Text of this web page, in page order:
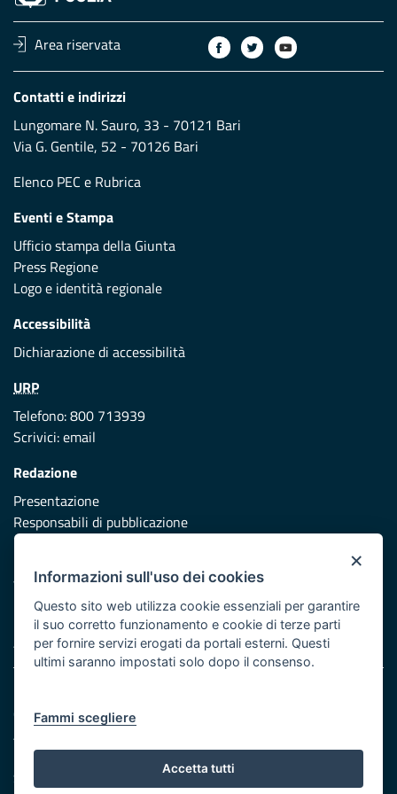
Area riservata
Contatti e indirizzi
Lungomare N. Sauro, 33 - 70121 Bari
Via G. Gentile, 52 - 70126 Bari
Elenco PEC e Rubrica
Eventi e Stampa
Ufficio stampa della Giunta
Press Regione
Logo e identità regionale
Accessibilità
Dichiarazione di accessibilità
URP
Telefono: 800 713939
Scrivici:email
Redazione
Presentazione
Responsabili di pubblicazione
Vai al sito di Protezione Civile Puglia
Iniziativa finanziata con risorse del POR Puglia 2014/2020 -
Asse XI
Cookie e privacy
Atti di notifica
Feed RSS
Servizi Intranet
×
Informazioni sull'uso dei cookies
Questo sito web utilizza cookie essenziali per garantire
il suo corretto funzionamento e cookie di terze parti
per fornire servizi erogati da portali esterni. Questi
ultimi saranno impostati solo dopo il consenso.
Fammi scegliere
Accetta tutti